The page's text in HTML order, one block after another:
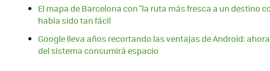
El mapa de Barcelona con "la ruta más fresca a un destino
había sido tan fácil
Google lleva años recortando las ventajas de Android:
del sistema consumirá espacio